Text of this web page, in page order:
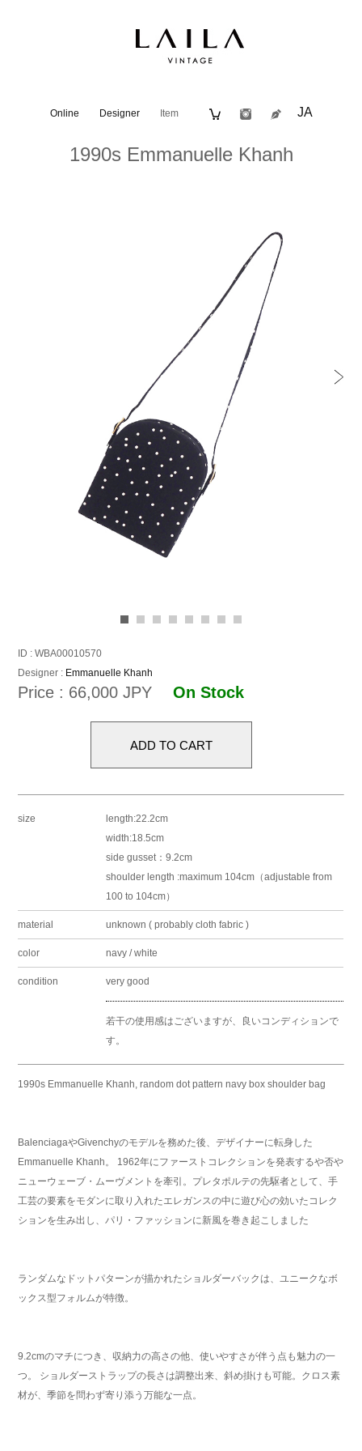
Online Designer Item JA
1990s Emmanuelle Khanh
ID : WBA00010570
Designer : Emmanuelle Khanh
Price : 66,000 JPYOn Stock
size
length:22.2cm
width:18.5cm
side gusset：9.2cm
shoulder length :maximum 104cm（adjustable from
100 to 104cm）
material unknown ( probably cloth fabric )
color navy / white
condition very good
若干の使用感はございますが、良いコンディションで
す。
1990s Emmanuelle Khanh, random dot pattern navy box shoulder bag
BalenciagaやGivenchyのモデルを務めた後、デザイナーに転身した
Emmanuelle Khanh。 1962年にファーストコレクションを発表するや否や
ニューウェーブ・ムーヴメントを牽引。プレタポルテの先駆者として、手
工芸の要素をモダンに取り入れたエレガンスの中に遊び心の効いたコレク
ションを生み出し、パリ・ファッションに新風を巻き起こしました
ランダムなドットパターンが描かれたショルダーバックは、ユニークなボ
ックス型フォルムが特徴。
9.2cmのマチにつき、収納力の高さの他、使いやすさが伴う点も魅力の一
つ。 ショルダーストラップの長さは調整出来、斜め掛けも可能。クロス素
材が、季節を問わず寄り添う万能な一点。